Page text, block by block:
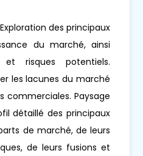
des principaux
du marché, ainsi
risques potentiels.
les lacunes du marché
commerciales. Paysage
détaillé des principaux
de marché, de leurs
de leurs fusions et